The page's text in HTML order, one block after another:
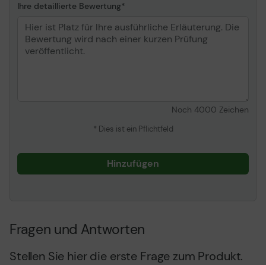
Ihre detaillierte Bewertung
Noch 4000 Zeichen
* Dies ist ein Pflichtfeld
Hinzufügen
Fragen und Antworten
Stellen Sie hier die erste Frage zum Produkt.